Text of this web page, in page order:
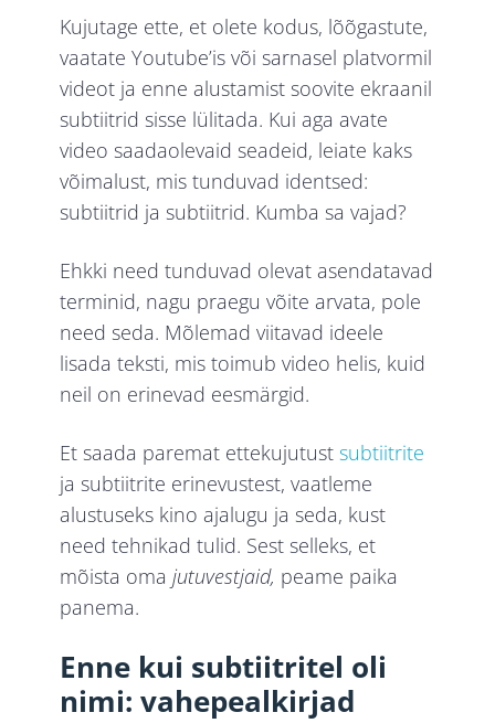
Kujutage ette, et olete kodus, lõõgastute,
vaatate Youtube’is või sarnasel platvormil
videot ja enne alustamist soovite ekraanil
subtiitrid sisse lülitada. Kui aga avate
video saadaolevaid seadeid, leiate kaks
võimalust, mis tunduvad identsed:
subtiitrid ja subtiitrid. Kumba sa vajad?
Ehkki need tunduvad olevat asendatavad
terminid, nagu praegu võite arvata, pole
need seda. Mõlemad viitavad ideele
lisada teksti, mis toimub video helis, kuid
neil on erinevad eesmärgid.
Et saada paremat ettekujutust subtiitrite
ja subtiitrite erinevustest, vaatleme
alustuseks kino ajalugu ja seda, kust
need tehnikad tulid. Sest selleks, et
mõista omajutuvestjaid, peame paika
panema.
Enne kui subtiitritel oli
nimi: vahepealkirjad